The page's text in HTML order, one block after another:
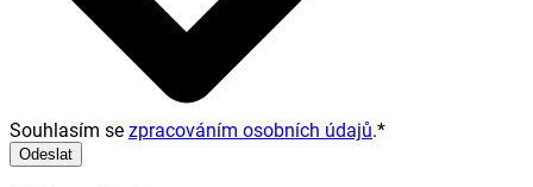
Souhlasím se zpracováním osobních údajů.*
Odeslat